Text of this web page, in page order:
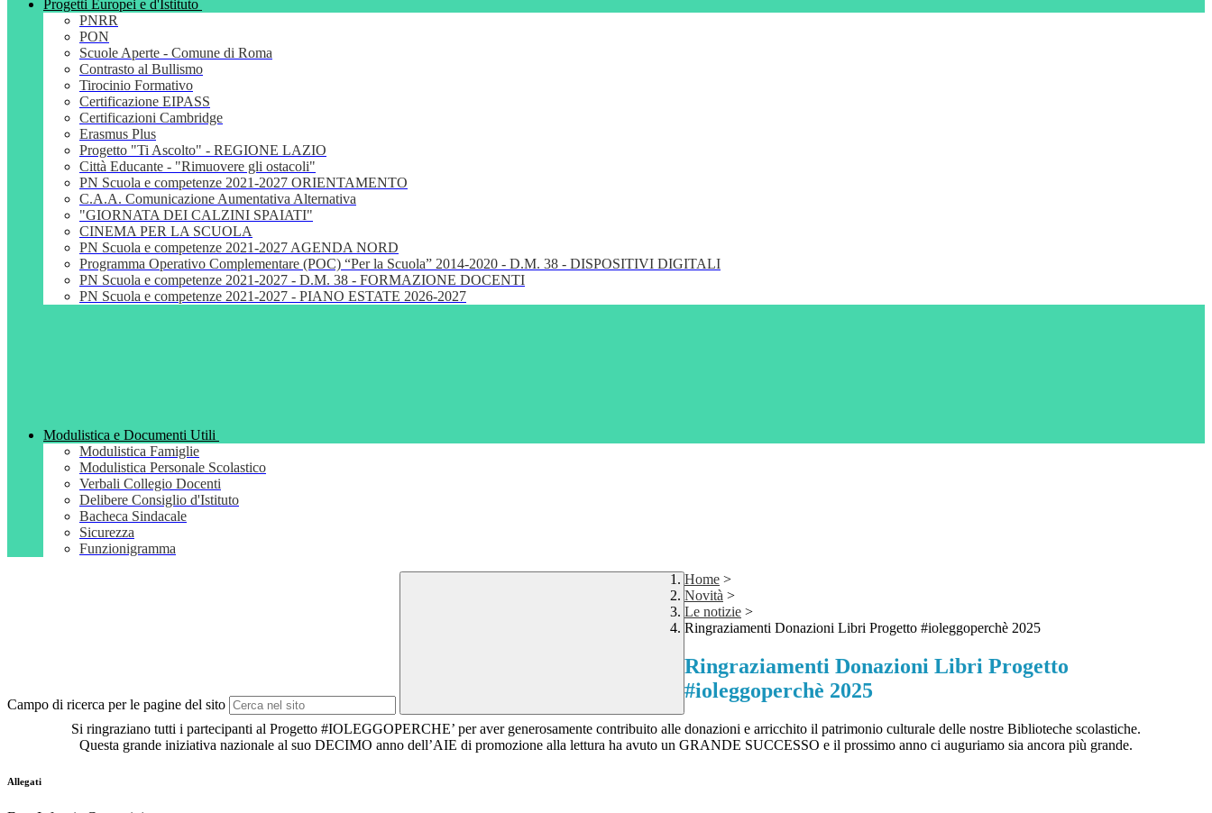
Progetti Europei e d'Istituto
PNRR
PON
Scuole Aperte - Comune di Roma
Contrasto al Bullismo
Tirocinio Formativo
Certificazione EIPASS
Certificazioni Cambridge
Erasmus Plus
Progetto "Ti Ascolto" - REGIONE LAZIO
Città Educante - "Rimuovere gli ostacoli"
PN Scuola e competenze 2021-2027 ORIENTAMENTO
C.A.A. Comunicazione Aumentativa Alternativa
"GIORNATA DEI CALZINI SPAIATI"
CINEMA PER LA SCUOLA
PN Scuola e competenze 2021-2027 AGENDA NORD
Programma Operativo Complementare (POC) “Per la Scuola” 2014-2020 - D.M. 38 - DISPOSITIVI DIGITALI
PN Scuola e competenze 2021-2027 - D.M. 38 - FORMAZIONE DOCENTI
PN Scuola e competenze 2021-2027 - PIANO ESTATE 2026-2027
Modulistica e Documenti Utili
Modulistica Famiglie
Modulistica Personale Scolastico
Verbali Collegio Docenti
Delibere Consiglio d'Istituto
Bacheca Sindacale
Sicurezza
Funzionigramma
Campo di ricerca per le pagine del sito
Home >
Novità >
Le notizie >
Ringraziamenti Donazioni Libri Progetto #ioleggoperchè 2025
Ringraziamenti Donazioni Libri Progetto
#ioleggoperchè 2025
Si ringraziano tutti i partecipanti al Progetto #IOLEGGOPERCHE’ per aver generosamente contribuito alle donazioni e arricchito il patrimonio culturale delle nostre Biblioteche scolastiche.
Questa grande iniziativa nazionale al suo DECIMO anno dell’AIE di promozione alla lettura ha avuto un GRANDE SUCCESSO e il prossimo anno ci auguriamo sia ancora più grande.
Allegati